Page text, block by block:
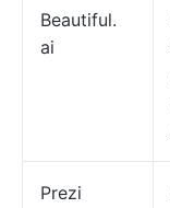
Beautiful.
ai
Prezi